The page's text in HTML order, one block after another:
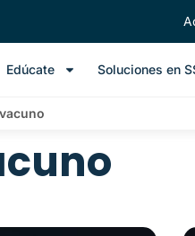
Edúcate Soluciones en